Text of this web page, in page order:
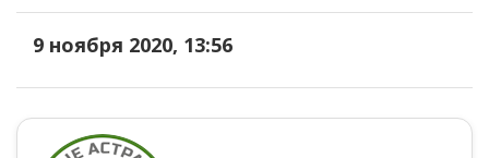
9 ноября 2020, 13:56